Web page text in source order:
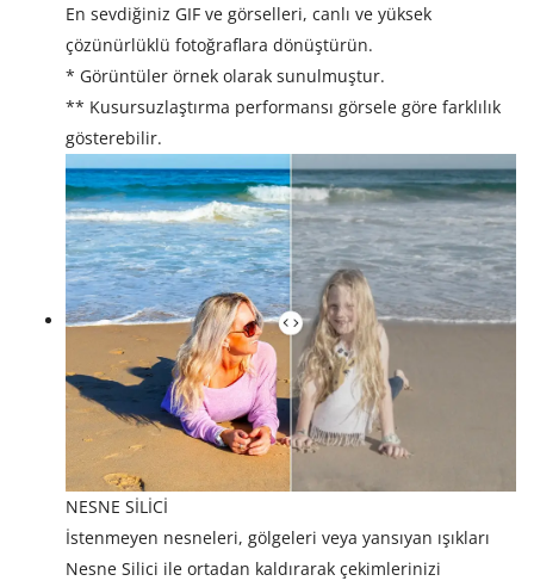
En sevdiğiniz GIF ve görselleri, canlı ve yüksek
çözünürlüklü fotoğraflara dönüştürün.
* Görüntüler örnek olarak sunulmuştur.
** Kusursuzlaştırma performansı görsele göre farklılık
gösterebilir.
NESNE SİLİCİ
İstenmeyen nesneleri, gölgeleri veya yansıyan ışıkları
Nesne Silici ile ortadan kaldırarak çekimlerinizi